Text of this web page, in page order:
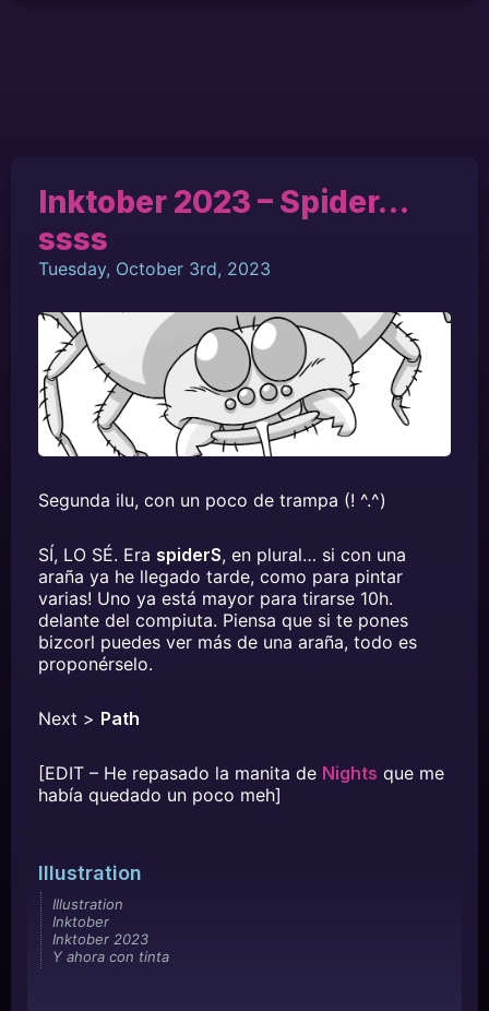
Inktober 2023 – Spider…
ssss
Tuesday, October 3rd, 2023
Segunda ilu, con un poco de trampa (! ^.^)
SÍ, LO SÉ. Era spiderS, en plural… si con una
araña ya he llegado tarde, como para pintar
varias! Uno ya está mayor para tirarse 10h.
delante del compiuta. Piensa que si te pones
bizcorl puedes ver más de una araña, todo es
proponérselo.
Next > Path
[EDIT – He repasado la manita de Nights que me
había quedado un poco meh]
Illustration
Illustration
Inktober
Inktober 2023
Y ahora con tinta